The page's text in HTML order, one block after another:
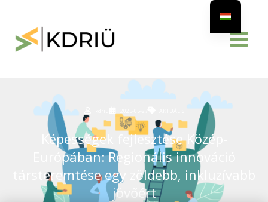
content
Képességek fejlesztése Közép-
Európában: Regionális innováció
társteremtése egy zöldebb, inkluzívabb
jövőért